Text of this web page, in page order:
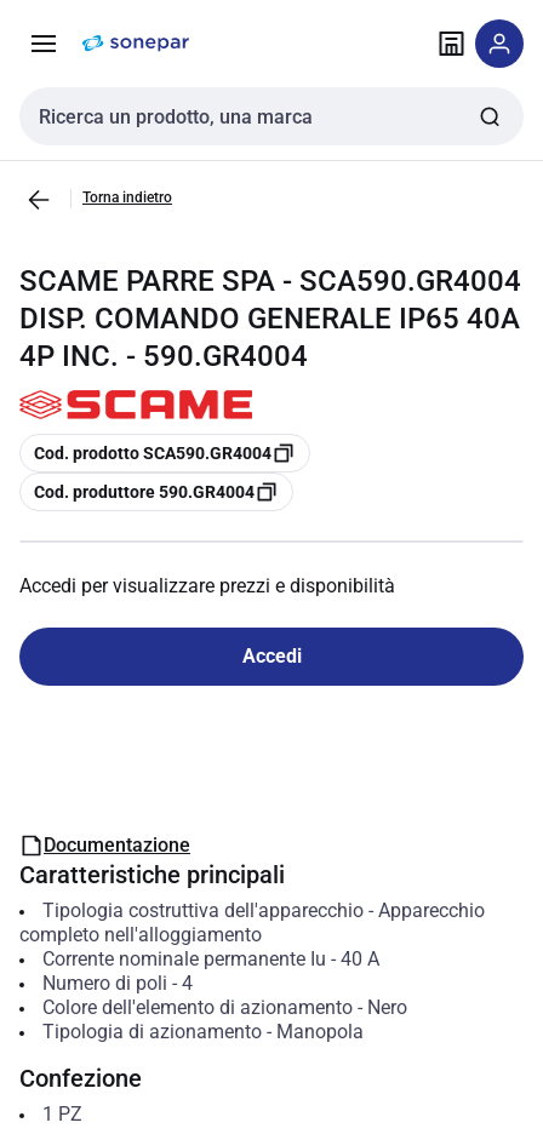
navigazione alla
Cerca input
Torna indietro
SCAME PARRE SPA - SCA590.GR4004
DISP. COMANDO GENERALE IP65 40A
4P INC. - 590.GR4004
copia
Cod. prodotto SCA590.GR4004
copia
Cod. produttore 590.GR4004
Accedi per visualizzare prezzi e disponibilità
Accedi
Documentazione
Caratteristiche principali
Tipologia costruttiva dell'apparecchio- Apparecchio
completo nell'alloggiamento
Corrente nominale permanente Iu - 40 A
Numero di poli - 4
Colore dell'elemento di azionamento- Nero
Tipologia di azionamento- Manopola
Confezione
1 PZ